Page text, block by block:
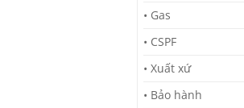
• Gas
• CSPF
• Xuất xứ
• Bảo hành